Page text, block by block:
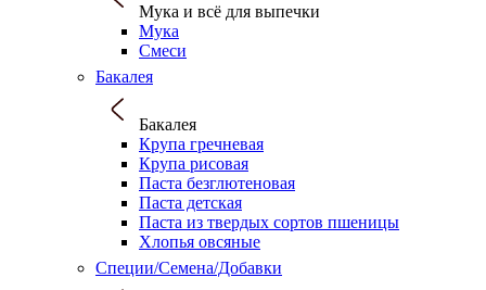
Мука и всё для выпечки
Мука
Смеси
Бакалея
Бакалея
Крупа гречневая
Крупа рисовая
Паста безглютеновая
Паста детская
Паста из твердых сортов пшеницы
Хлопья овсяные
Специи/Семена/Добавки